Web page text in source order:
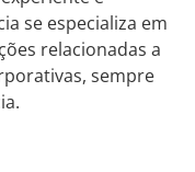
se especializa em
relacionadas a
sempre